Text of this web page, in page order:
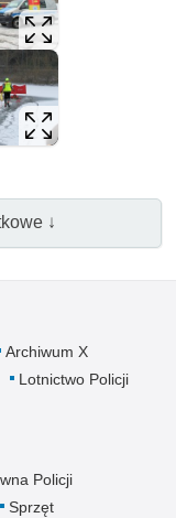
↓
Archiwum X
Lotnictwo Policji
Policji
Sprzęt